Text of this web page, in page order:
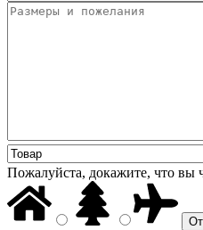
Пожалуйста, докажите, что вы